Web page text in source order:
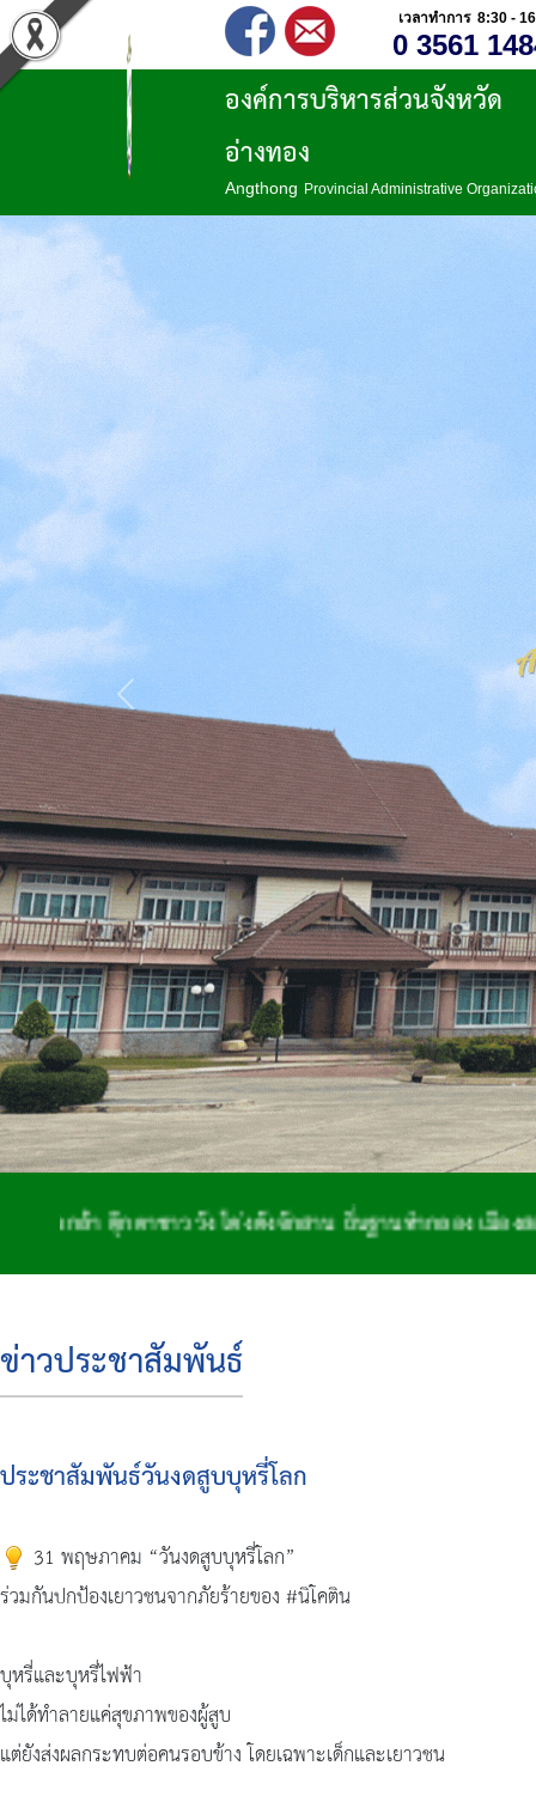
เวลาทำการ 8:30 -
0 3561
องค์การบริหารส่วนจังหวัด
อ่างทอง
Angthong Provincial Administrative
Previous
ชาววัง โด่งดังจักสาน ถิ่นฐานทำกลอง เมืองสองพระนอน
ข่าวประชาสัมพันธ์
ประชาสัมพันธ์วันงดสูบบุหรี่โลก
31 พฤษภาคม “วันงดสูบบุหรี่โลก”
ร่วมกันปกป้องเยาวชนจากภัยร้ายของ #นิโคติน
บุหรี่และบุหรี่ไฟฟ้า
ไม่ได้ทำลายแค่สุขภาพของผู้สูบ
แต่ยังส่งผลกระทบต่อคนรอบข้าง โดยเฉพาะเด็กและเยาวชน